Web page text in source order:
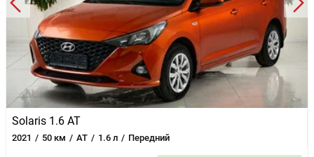
Solaris 1.6 AT
2021 50 км AT 1.6 л Передний